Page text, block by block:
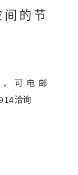
的节
可电邮
洽询